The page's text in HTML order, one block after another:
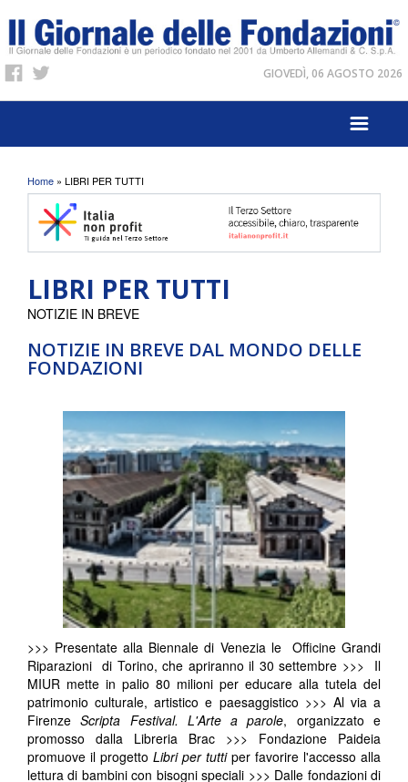
GIOVEDÌ, 06 AGOSTO 2026
Tu sei qui
Home » LIBRI PER TUTTI
LIBRI PER TUTTI
NOTIZIE IN BREVE DAL MONDO DELLE
FONDAZIONI
NOTIZIE IN BREVE
>>> Presentate alla Biennale di Venezia le Officine Grandi
Riparazioni di Torino, che apriranno il 30 settembre >>> Il
MIUR mette in palio 80 milioni per educare alla tutela del
patrimonio culturale, artistico e paesaggistico >>> Al via a
FirenzeScripta Festival. L'Arte a parole, organizzato e
promosso dalla Libreria Brac >>> Fondazione Paideia
promuove il progetto Libri per tutti per favorire l'accesso alla
lettura di bambini con bisogni speciali >>> Dalle fondazioni di